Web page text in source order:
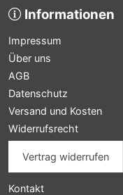
Informationen
Impressum
Über uns
AGB
Datenschutz
Versand und Kosten
Widerrufsrecht
Vertrag widerrufen
Kontakt